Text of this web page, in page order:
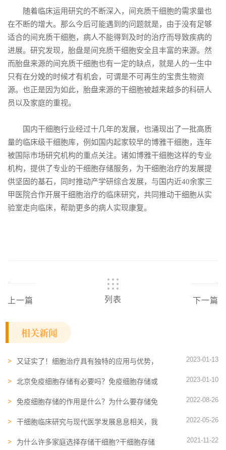
随着临床运用研究的不断深入，间充质干细胞的需求量也
在不断的增大。那么今后可能遇到的问题就是，由于没有足够
适合的间充质干细胞，病人不能得到及时的治疗而导致疾病的
进展。研究发现，胎盘是间充质干细胞安全且丰富的来源。然
而胎盘来源的间充质干细胞也有一定的缺点，就是人的一生中
只有在分娩的时候才有机会，可谓是不可再生的宝贵生物资
源。也正是因为如此，胎盘来源的干细胞被越来越多的科研人
员以及家庭的重视。
国内干细胞行业经过十几年的发展，也涌现出了一批高质
量的临床级干细胞库，例如国内起家较早的博雅干细胞，连年
被国际市场研究机构的重点关注。诸如博雅干细胞这样的专业
机构，提供了专业的干细胞存储服务，为干细胞治疗的发展提
供坚固的基石，同时推动产学研综合发展，与国内近40余家三
甲医院合作开展干细胞治疗的临床研究，共同推动干细胞从实
验室走向临床，帮助更多的病人实现康复。
上一篇 列表 下一篇
相关新闻
又证实了！细胞治疗具有独特的应用与优势，
2023-01-13
北京免疫细胞存储有必要吗？免疫细胞存储或
2023-01-10
免疫细胞存储的作用是什么？为什么要存储免
2022-08-26
干细胞临床​研究与现代医学发展息息相关，我
2022-05-26
为什么许多家庭选择存储干细胞?干细胞存储
2021-11-22